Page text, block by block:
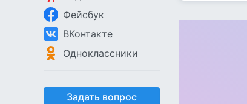
Фейсбук
ВКонтакте
Одноклассники
Задать вопрос